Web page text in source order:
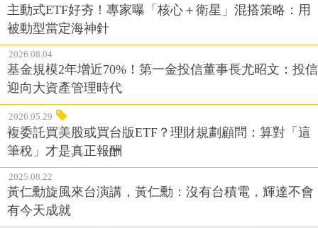
主動式ETF好夯！專家曝「核心＋衛星」混搭策略：用
被動型當定海神針
2026.08.04
基金規模2年增近70%！第一金投信董事長尤昭文：投信
迎向大資產管理時代
2026.05.29
複委託買美股或買台版ETF？理財規劃顧問：算對「這
筆稅」才是真正報酬
2025.08.22
黃仁勳旋風來台演講，黃仁勳：沒有台積電，輝達不會
有今天成就